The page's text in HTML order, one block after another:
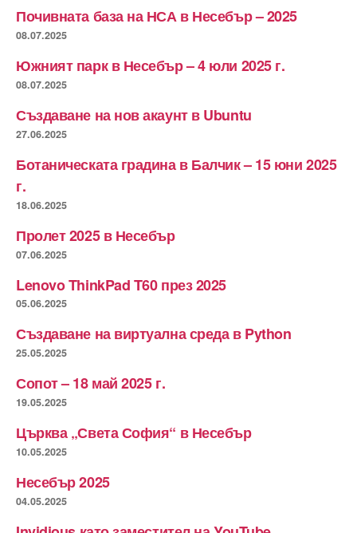
Почивната база на НСА в Несебър – 2025
08.07.2025
Южният парк в Несебър – 4 юли 2025 г.
08.07.2025
Създаване на нов акаунт в Ubuntu
27.06.2025
Ботаническата градина в Балчик – 15 юни 2025
г.
18.06.2025
Пролет 2025 в Несебър
07.06.2025
Lenovo ThinkPad T60 през 2025
05.06.2025
Създаване на виртуална среда в Python
25.05.2025
Сопот – 18 май 2025 г.
19.05.2025
Църква „Света София“ в Несебър
10.05.2025
Несебър 2025
04.05.2025